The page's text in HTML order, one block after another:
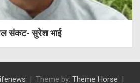
संकट- सुरेश भाई
Theme by: Theme Horse